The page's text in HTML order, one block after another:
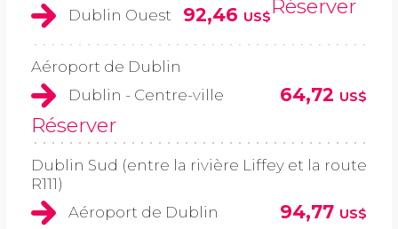
Dublin Ouest
92,46 US$Réserver
Aéroport de Dublin
Dublin - Centre-ville
64,72 US$
Réserver
Dublin Sud (entre la rivière Liffey et la route
R111)
Aéroport de Dublin
94,77 US$